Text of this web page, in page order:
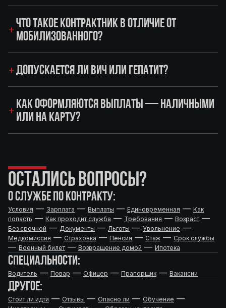
ЧТО ТАКОЕ КОНТРАКТНИК В ОТЛИЧИЕ ОТ
МОБИЛИЗОВАННОГО?
ДОПУСКАЕТСЯ ЛИ ВИЧ ИЛИ ГЕПАТИТ?
КАК ОФОРМЛЯЮТСЯ ВЫПЛАТЫ — НАЛИЧНЫМИ
ИЛИ НА КАРТУ?
ОСТАЛИСЬ ВОПРОСЫ?
О СЛУЖБЕ ПО КОНТРАКТУ:
Условия — Зарплата — Выплаты — Единовременная — Как
попасть — Как проходит служба — Требования — Возраст —
Без срочной — Документы — Льготы — Увольнение —
Медкомиссия — Страховка — Пенсия — Стаж — Срок службы
— Военный билет — Возвращение домой — Ипотека
СПЕЦИАЛЬНОСТИ:
Водитель — Повар — Офицер — Прапорщик — Вакансии
ДРУГОЕ:
Стоит ли идти — Отзывы — Опасно ли — Обучение —